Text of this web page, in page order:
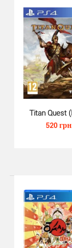
Deus
Сюжет игры
вокруг
Titan Quest
520